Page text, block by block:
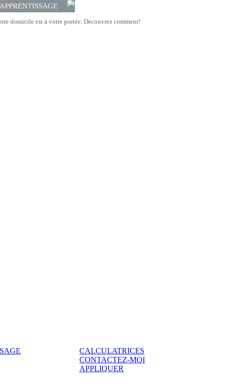
domicile est à votre portée. Découvrez comment!
CALCULATRICES
CONTACTEZ-MOI
APPLIQUER